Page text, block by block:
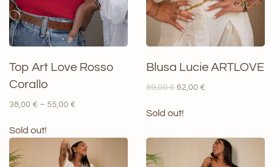
Top Art Love Rosso
Corallo
38,00 € – 55,00 €
da
38,00 €
a
Sold out!
Blusa Lucie ARTLOVE
89,00€ Il
originale
62,00 €
Sold out!